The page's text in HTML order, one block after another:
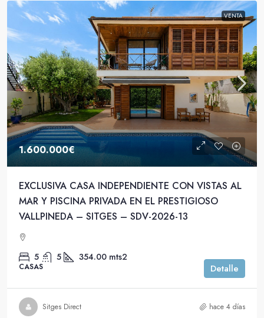
VENTA
1.600.000€
EXCLUSIVA CASA INDEPENDIENTE CON VISTAS AL
MAR Y PISCINA PRIVADA EN EL PRESTIGIOSO
VALLPINEDA – SITGES – SDV-2026-13
5 5 354.00 mts2
CASAS Detalle
Sitges Direct hace 4 días